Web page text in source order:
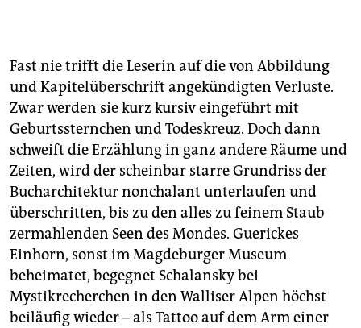
Fast nie trifft die Leserin auf die von Abbildung
und Kapitelüberschrift angekündigten Verluste.
Zwar werden sie kurz kursiv eingeführt mit
Geburtssternchen und Todeskreuz. Doch dann
schweift die Erzählung in ganz andere Räume und
Zeiten, wird der scheinbar starre Grundriss der
Bucharchitektur nonchalant unterlaufen und
überschritten, bis zu den alles zu feinem Staub
zermahlenden Seen des Mondes. Guerickes
Einhorn, sonst im Magdeburger Museum
beheimatet, begegnet Schalansky bei
Mystikrecherchen in den Walliser Alpen höchst
beiläufig wieder – als Tattoo auf dem Arm einer